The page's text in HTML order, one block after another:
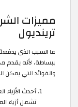
مميزات
ترينديول
ما السبب الذي
ببساطة، لأنه يقدم
والفوائد التي يمكن
أحدث الأزياء
تشمل أزياء